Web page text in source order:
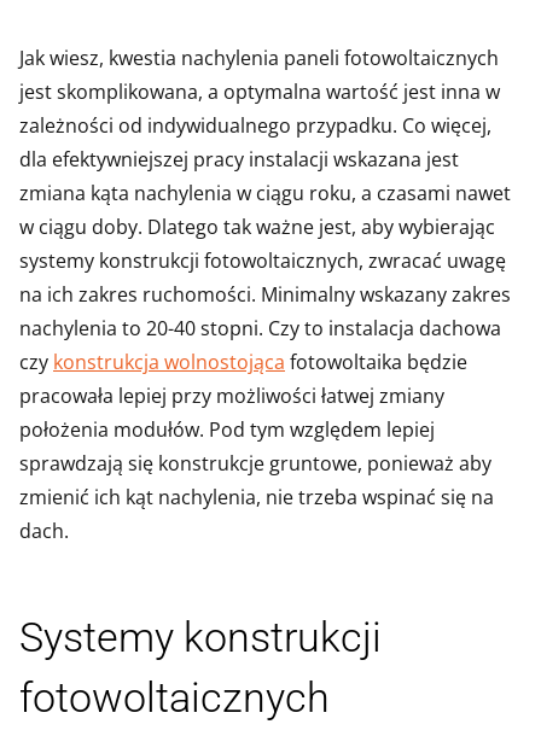
Jak wiesz, kwestia nachylenia paneli fotowoltaicznych
jest skomplikowana, a optymalna wartość jest inna w
zależności od indywidualnego przypadku. Co więcej,
dla efektywniejszej pracy instalacji wskazana jest
zmiana kąta nachylenia w ciągu roku, a czasami nawet
w ciągu doby. Dlatego tak ważne jest, aby wybierając
systemy konstrukcji fotowoltaicznych, zwracać uwagę
na ich zakres ruchomości. Minimalny wskazany zakres
nachylenia to 20-40 stopni. Czy to instalacja dachowa
czy konstrukcja wolnostojąca fotowoltaika będzie
pracowała lepiej przy możliwości łatwej zmiany
położenia modułów. Pod tym względem lepiej
sprawdzają się konstrukcje gruntowe, ponieważ aby
zmienić ich kąt nachylenia, nie trzeba wspinać się na
dach.
Systemy konstrukcji
fotowoltaicznych